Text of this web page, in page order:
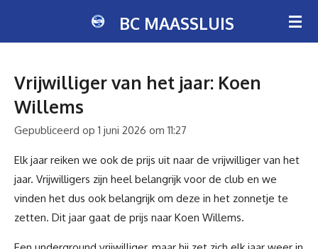
hoofdinhoud
BC MAASSLUIS
Vrijwilliger van het jaar: Koen
Willems
Gepubliceerd op 1 juni 2026 om 11:27
Elk jaar reiken we ook de prijs uit naar de vrijwilliger van het
jaar. Vrijwilligers zijn heel belangrijk voor de club en we
vinden het dus ook belangrijk om deze in het zonnetje te
zetten. Dit jaar gaat de prijs naar Koen Willems.